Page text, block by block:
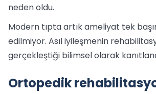
neden oldu.
Modern tıpta artık ameliyat tek
edilmiyor. Asıl iyileşmenin
gerçekleştiği bilimsel olarak
Ortopedik